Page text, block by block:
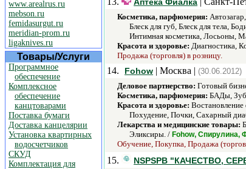
www.arealrus.ru
mebson.ru
femidasurgut.ru
meridian-prom.ru
ligaknives.ru
Товары/Услуги
Программное
обеспечение
Комплексное
обеспечение
канцтоварами
Поставка бумаги
Доставка канцелярии
Установка квартирных
водосчетчиков
СКУД
Комплектация для
Косметика, парфюмерия:
Блеск для губ, Блеск для тела,
Интимная косметика, Лосьоны,
Красота и здоровье: Диагностика,
Продажа (торговля) в розницу.
14. Fohow | Москва | (30.06.2012)
Деловое партнерство: Готовый
Косметика, парфюмерия: БАДы,
Красота и здоровье:
Похудение, Почки, Сахарный
Лекарства и медицинские товары:
Эликсиры. / Fohow, Спирулина,
Обучение, Покупка, Продажа
15. NSPSPB "КАЧЕСТВО,